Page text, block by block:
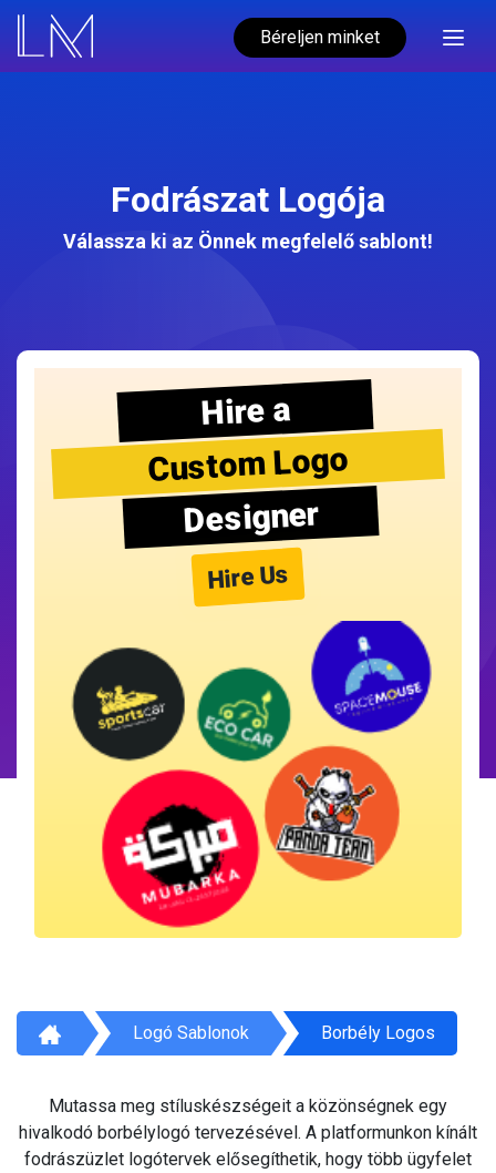
Béreljen minket
Fodrászat Logója
Válassza ki az Önnek megfelelő sablont!
Hire a
Custom Logo
Designer
Hire Us
Logó Sablonok Borbély Logos
Mutassa meg stíluskészségeit a közönségnek egy
hivalkodó borbélylogó tervezésével. A platformunkon kínált
fodrászüzlet logótervek elősegíthetik, hogy több ügyfelet